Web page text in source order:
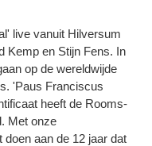
live vanuit Hilversum
Kemp en Stijn Fens. In
op de wereldwijde
'Paus Franciscus
heeft de Rooms-
Met onze
aan de 12 jaar dat